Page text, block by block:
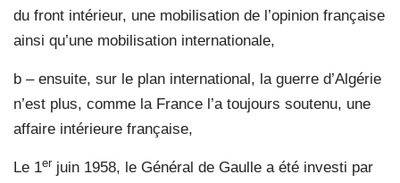
du front intérieur, une mobilisation de l’opinion française
ainsi qu’une mobilisation internationale,
b – ensuite, sur le plan international, la guerre d’Algérie
n’est plus, comme la France l’a toujours soutenu, une
affaire intérieure française,
Le 1er juin 1958, le Général de Gaulle a été investi par